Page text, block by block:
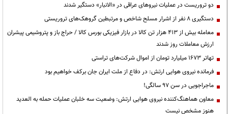
دو تروریست در عملیات نیروهای عراقی در «الانبار» دستگیر شدند
دستگیری ۸ نفر از اشرار مسلح شاخص و مرتبطین گروهک‌های تروریستی
معامله بیش از ۴۱۳ هزار تن کالا در بازار فیزیکی بورس کالا / حراج باز و پتروشیمی پیشران
ارزش معاملات روز شدند
تهاتر ۱۶۷۳ میلیارد تومان از اموال شرکت‌های تراستی
فرمانده نیروی هوایی ارتش: در دفاع از ملت ایران جان برکف خواهیم بود
ماجراجویی در سن ۹۷ سالگی!
معاون هماهنگ‌کننده نیروی هوایی ارتش: وضعیت سه خلبان عملیات حمله به العدید
هنوز مشخص نیست